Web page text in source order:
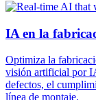
IA en la
Optimiza la
visión artificial por
defectos, el
línea de montaje.